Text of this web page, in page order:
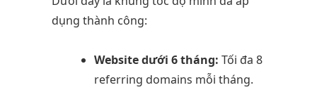
dụng thành công:
Website dưới 6 tháng: Tối đa 8
referring domains mỗi tháng.